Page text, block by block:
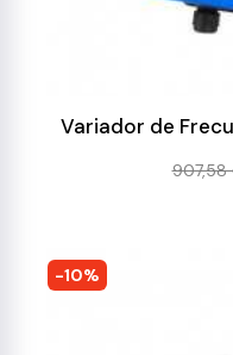
Variador de
907,58
-10%